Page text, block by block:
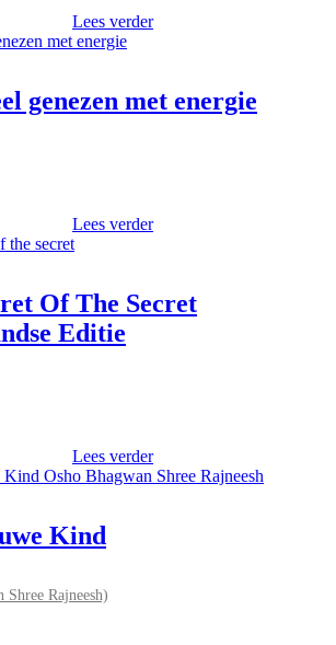
Lees verder
genezen met energie
Lees verder
Of The Secret
Editie
Lees verder
Kind
Shree Rajneesh)